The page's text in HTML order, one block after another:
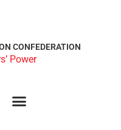
CONFEDERATION
Power